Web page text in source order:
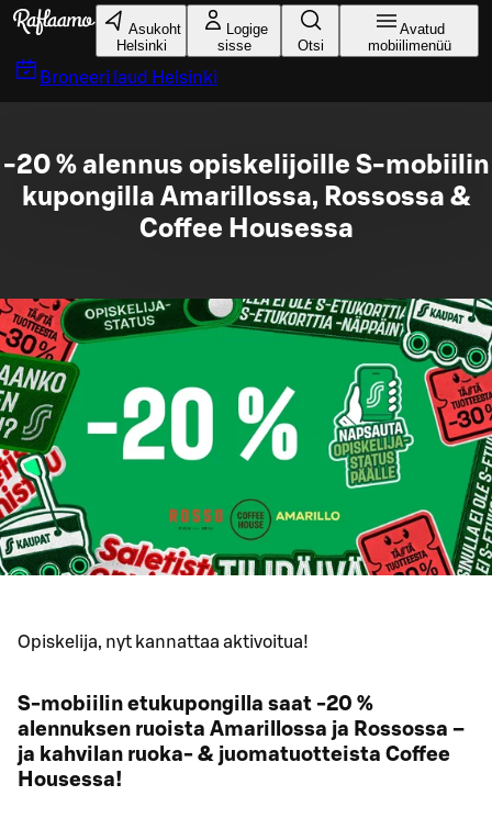
Liigu peamise sisu juurde
Asukoht
Helsinki
Logige
sisse
Otsi
Avatud
mobiilimenüü
Broneeri laud Helsinki
-20 % alennus opiskelijoille S-mobiilin
kupongilla Amarillossa, Rossossa &
Coffee Housessa
Opiskelija, nyt kannattaa aktivoitua!
S-mobiilin etukupongilla saat -20 %
alennuksen ruoista Amarillossa ja Rossossa –
ja kahvilan ruoka- & juomatuotteista Coffee
Housessa!